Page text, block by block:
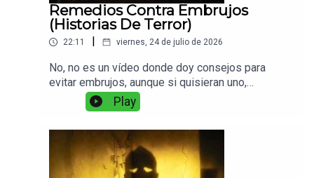
Remedios Contra Embrujos
(Historias De Terror)
22:11 | viernes, 24 de julio de 2026
No, no es un vídeo donde doy consejos para
evitar embrujos, aunque si quisieran uno,
adelante, dejenlo saber en los comentarios. La
historia, es de brujería y al saber quien es uno de
los personajes sabran por que el nombre de esta
historia.
Play